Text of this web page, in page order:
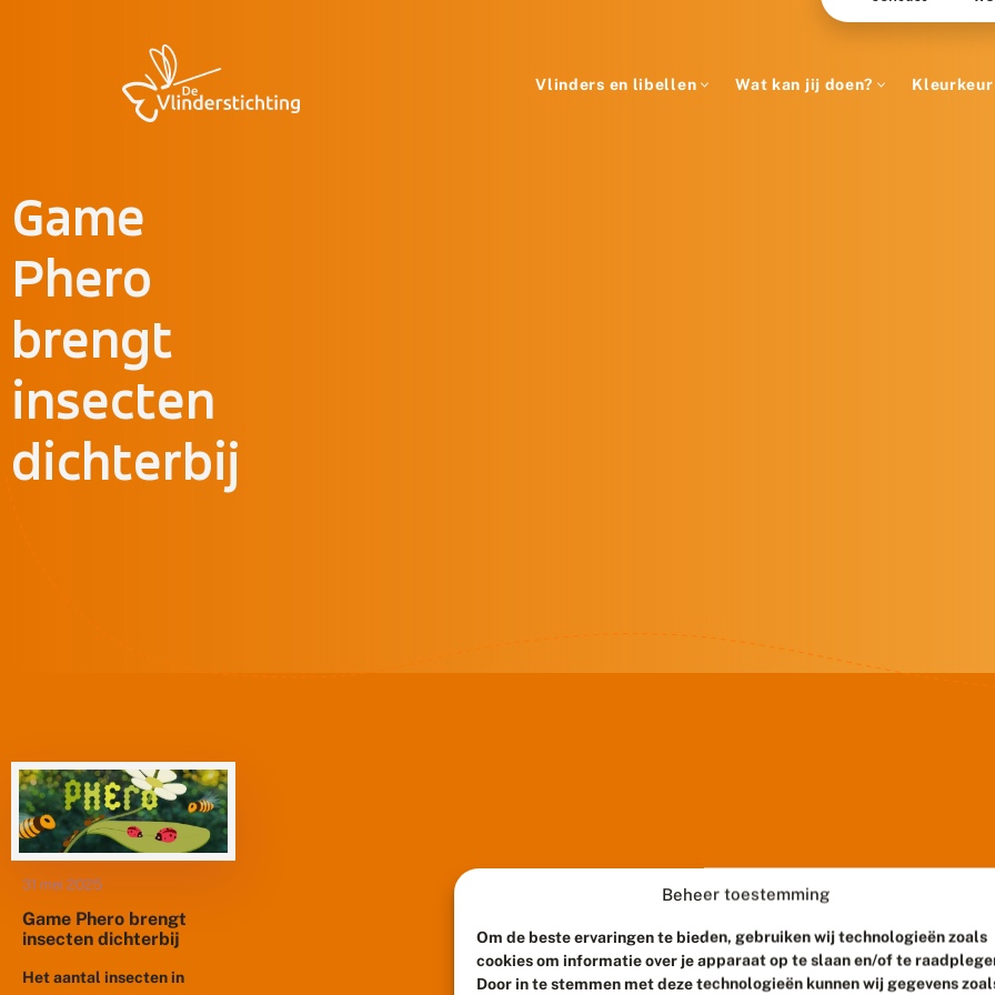
Beheer toestemming
Om de beste ervaringen te bieden, gebruiken wij technologieën zoals
cookies om informatie over je apparaat op te slaan en/of te
Door in te stemmen met deze technologieën kunnen wij gegevens
Vlinders en libellen Wat kan jij doen? Kleurkeur
Game
Phero
brengt
insecten
dichterbij
31 mei 2025
Game Phero brengt
insecten dichterbij
Het aantal insecten in